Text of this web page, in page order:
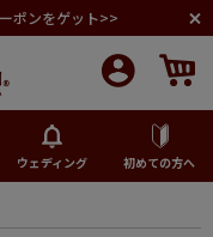
ポンをゲット>>
ウェディング 初めての方へ